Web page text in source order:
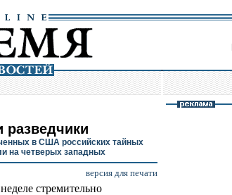
в США российских тайных
на четверых западных
версия для печати
стремительно